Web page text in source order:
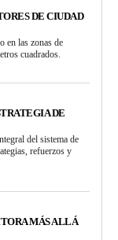
DE CIUDAD
en las zonas de
cuadrados.
DE
del sistema de
refuerzos y
MÁS ALLÁ